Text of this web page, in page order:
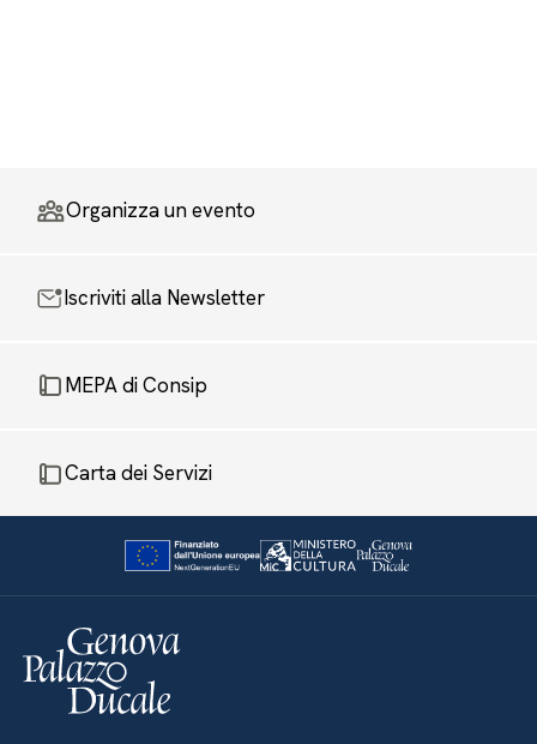
Organizza un evento
Iscriviti alla Newsletter
MEPA di Consip
Carta dei Servizi